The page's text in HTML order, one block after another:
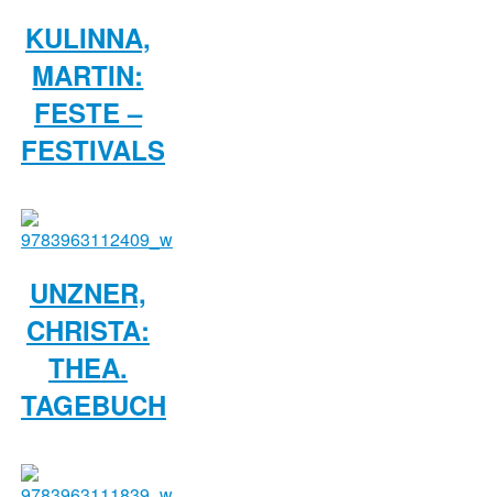
KULINNA,
MARTIN:
FESTE –
FESTIVALS
UNZNER,
CHRISTA:
THEA.
TAGEBUCH